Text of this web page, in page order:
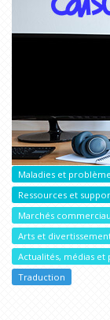
Maladies et
Ressources et
Marchés
Arts et
Actualités, médias et
Traduction